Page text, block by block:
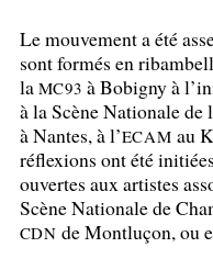
Le mouvement a été
sont formés en
la MC93 à Bobigny à
à la Scène Nationale
à Nantes, à l’ECAM au
réflexions ont été
ouvertes aux artistes
Scène Nationale de
CDN de Montluçon, ou